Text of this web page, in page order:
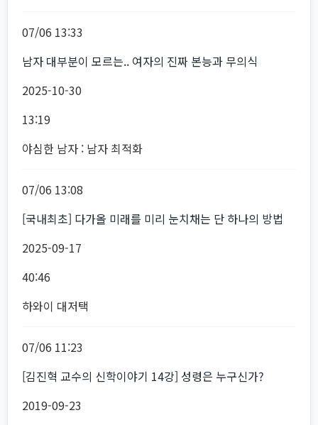
07/06 13:33
남자 대부분이 모르는.. 여자의 진짜 본능과 무의식
2025-10-30
13:19
야심한 남자 : 남자 최적화
07/06 13:08
[국내최초] 다가올 미래를 미리 눈치채는 단 하나의 방법
2025-09-17
40:46
하와이 대저택
07/06 11:23
[김진혁 교수의 신학이야기 14강] 성령은 누구신가?
2019-09-23